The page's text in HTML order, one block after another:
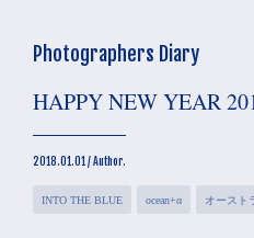
Photographers Diary
HAPPY NEW YEAR
2018.01.01 / Author.
INTO THE BLUE ocean+α オースト